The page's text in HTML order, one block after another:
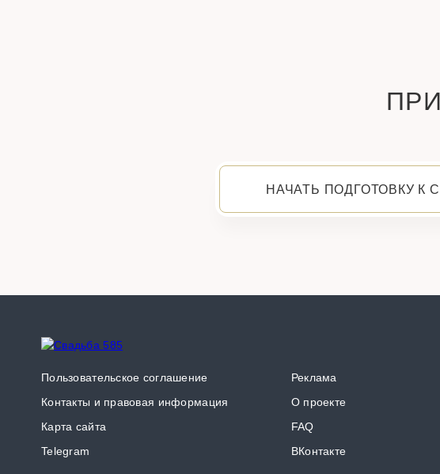
НАЧАТЬ ПОДГОТОВКУ К
Пользовательское соглашение
Контакты и правовая информация
Карта сайта
Telegram
Реклама
О проекте
FAQ
ВКонтакте